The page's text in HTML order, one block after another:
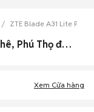
ZTE Blade A31 Lite Phú
0 Zte Blade A31 Lite cũ Huyện Cẩm Khê, Phú Thọ đẹp
Xem Cửa hàng